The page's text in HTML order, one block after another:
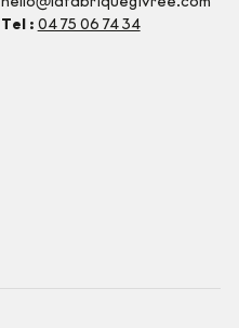
Tel : 04 75 06 74 34